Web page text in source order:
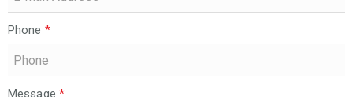
Phone *
Message *